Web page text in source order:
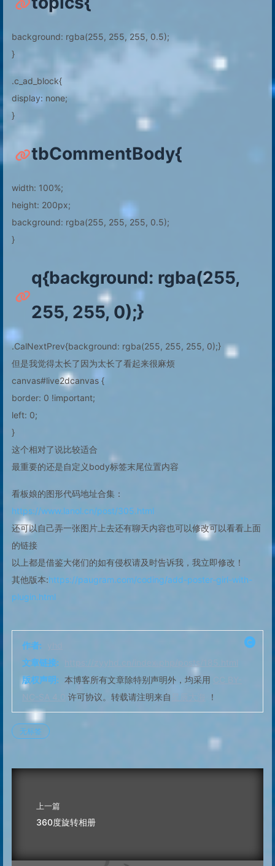
background: rgba(255, 255, 255, 0.5);
}
.c_ad_block{
display: none;
}
tbCommentBody{
width: 100%;
height: 200px;
background: rgba(255, 255, 255, 0.5);
}
q{background: rgba(255,
255, 255, 0);}
.CalNextPrev{background: rgba(255, 255, 255, 0);}
但是我觉得太长了因为太长了看起来很麻烦
canvas#live2dcanvas {
border: 0 !important;
left: 0;
}
这个相对了说比较适合
最重要的还是自定义body标签末尾位置内容
看板娘的图形代码地址合集：
https://www.lanol.cn/post/305.html
还可以自己弄一张图片上去还有聊天内容也可以修改可以看看上面
的链接
以上都是借鉴大佬们的如有侵权请及时告诉我，我立即修改！
其他版本:https://paugram.com/coding/add-poster-girl-with-
plugin.html
作者:
文章链接:
https://zyyhd.cn/index.php/posts/185.html
版权声明: 本博客所有文章除特别声明外，均采用
CC BY-
NC-SA 4.0 许可协议。转载请注明来自 ！
无标签
上一篇
360度旋转相册